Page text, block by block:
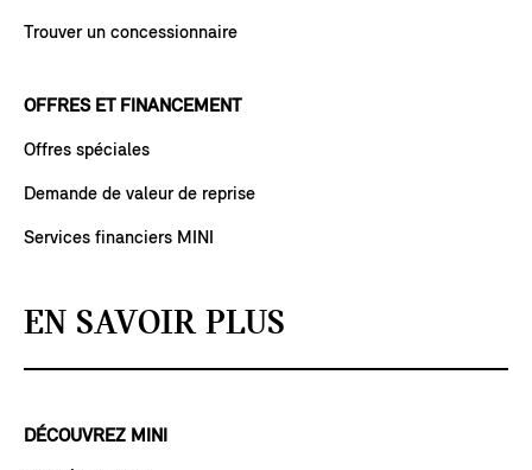
Trouver un concessionnaire
OFFRES ET FINANCEMENT
Offres spéciales
Demande de valeur de reprise
Services financiers MINI
EN SAVOIR PLUS
DÉCOUVREZ MINI